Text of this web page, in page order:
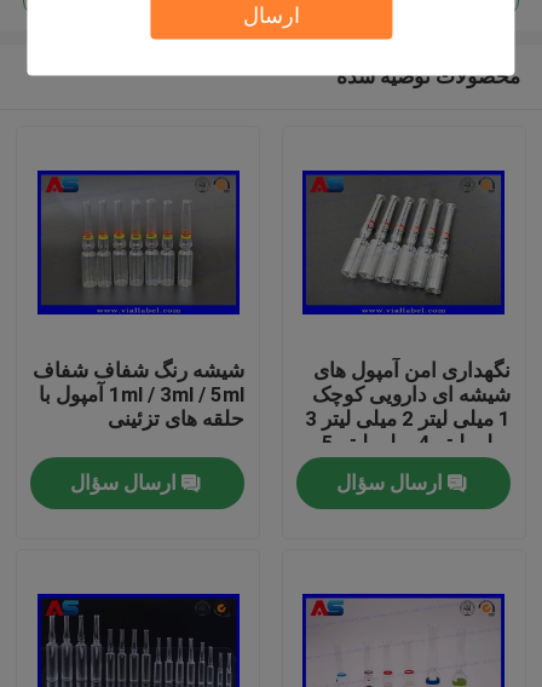
ارسال
محصولات
درباره ما
محصولات توصیه شده
نگهداری امن آمپول های
شیشه ای دارویی کوچک
1 میلی لیتر 2 میلی لیتر 3
میلی لیتر 4 میلی لیتر 5
میلی لیتر 10 میلی لیتر
ارسال سؤال
شیشه رنگ شفاف شفاف
1ml / 3ml / 5ml آمپول با
حلقه های تزئینی
ارسال سؤال